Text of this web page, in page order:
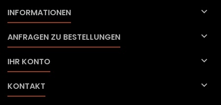
INFORMATIONEN 
ANFRAGEN ZU BESTELLUNGEN 
IHR KONTO 
KONTAKT 